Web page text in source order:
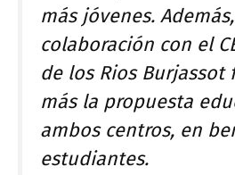
más jóvenes.
colaboración con el
de los Rios Burjassot
más la propuesta
ambos centros, en
estudiantes.